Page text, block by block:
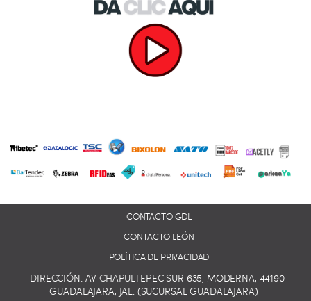
CONTACTO GDL
CONTACTO LEÓN
POLÍTICA DE PRIVACIDAD
DIRECCIÓN: AV CHAPULTEPEC SUR 635, MODERNA, 44190
GUADALAJARA, JAL. (SUCURSAL GUADALAJARA)